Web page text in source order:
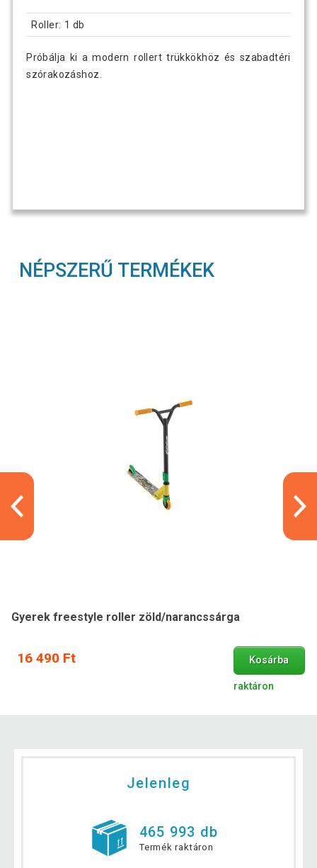
Roller: 1 db
Próbálja ki a modern rollert trükkökhöz és szabadtéri
szórakozáshoz.
NÉPSZERŰ TERMÉKEK
Gyerek freestyle roller zöld/narancssárga
16 490 Ft Kosárba
raktáron
Jelenleg
465 993 db
Termék raktáron